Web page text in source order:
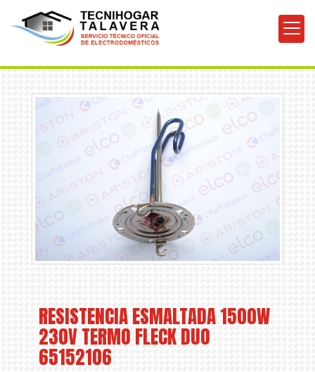
RESISTENCIA ESMALTADA 1500W
230V TERMO FLECK DUO
65152106